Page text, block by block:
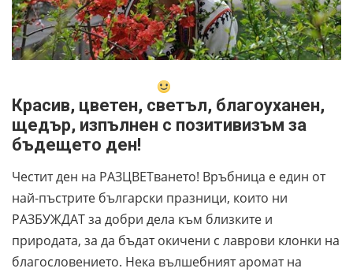
Красив, цветен, светъл, благоуханен,
щедър, изпълнен с позитивизъм за
бъдещето ден!
Честит ден на РАЗЦВЕТването! Връбница е един от
най-пъстрите български празници, които ни
РАЗБУЖДАТ за добри дела към близките и
природата, за да бъдат окичени с лаврови клонки на
благословението. Нека вълшебният аромат на